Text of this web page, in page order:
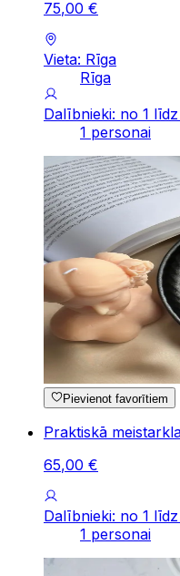
75,00 €
Vieta: Rīga
Rīga
Dalībnieki: no 1
1 personai
Pievienot favorītiem
Praktiskā
65,00 €
Dalībnieki: no 1
1 personai